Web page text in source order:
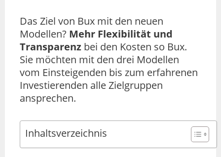
Das Ziel von Bux mit den neuen
Modellen? Mehr Flexibilität und
Transparenz bei den Kosten so Bux.
Sie möchten mit den drei Modellen
vom Einsteigenden bis zum erfahrenen
Investierenden alle Zielgruppen
ansprechen.
Inhaltsverzeichnis